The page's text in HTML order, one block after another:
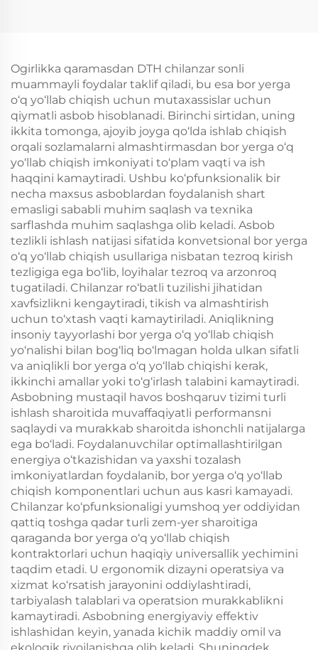
Ogirlikka qaramasdan DTH chilanzar sonli
muammayli foydalar taklif qiladi, bu esa bor yerga
o‘q yo‘llab chiqish uchun mutaxassislar uchun
qiymatli asbob hisoblanadi. Birinchi sirtidan, uning
ikkita tomonga, ajoyib joyga qo‘lda ishlab chiqish
orqali sozlamalarni almashtirmasdan bor yerga o‘q
yo‘llab chiqish imkoniyati to‘plam vaqti va ish
haqqini kamaytiradi. Ushbu ko‘pfunksionalik bir
necha maxsus asboblardan foydalanish shart
emasligi sababli muhim saqlash va texnika
sarflashda muhim saqlashga olib keladi. Asbob
tezlikli ishlash natijasi sifatida konvetsional bor yerga
o‘q yo‘llab chiqish usullariga nisbatan tezroq kirish
tezligiga ega bo‘lib, loyihalar tezroq va arzonroq
tugatiladi. Chilanzar ro‘batli tuzilishi jihatidan
xavfsizlikni kengaytiradi, tikish va almashtirish
uchun to‘xtash vaqti kamaytiriladi. Aniqlikning
insoniy tayyorlashi bor yerga o‘q yo‘llab chiqish
yo‘nalishi bilan bog‘liq bo‘lmagan holda ulkan sifatli
va aniqlikli bor yerga o‘q yo‘llab chiqishi kerak,
ikkinchi amallar yoki to‘g‘irlash talabini kamaytiradi.
Asbobning mustaqil havos boshqaruv tizimi turli
ishlash sharoitida muvaffaqiyatli performansni
saqlaydi va murakkab sharoitda ishonchli natijalarga
ega bo‘ladi. Foydalanuvchilar optimallashtirilgan
energiya o‘tkazishidan va yaxshi tozalash
imkoniyatlardan foydalanib, bor yerga o‘q yo‘llab
chiqish komponentlari uchun aus kasri kamayadi.
Chilanzar ko‘pfunksionaligi yumshoq yer oddiyidan
qattiq toshga qadar turli zem-yer sharoitiga
qaraganda bor yerga o‘q yo‘llab chiqish
kontraktorlari uchun haqiqiy universallik yechimini
taqdim etadi. U ergonomik dizayni operatsiya va
xizmat ko‘rsatish jarayonini oddiylashtiradi,
tarbiyalash talablari va operatsion murakkablikni
kamaytiradi. Asbobning energiyaviy effektiv
ishlashidan keyin, yanada kichik maddiy omil va